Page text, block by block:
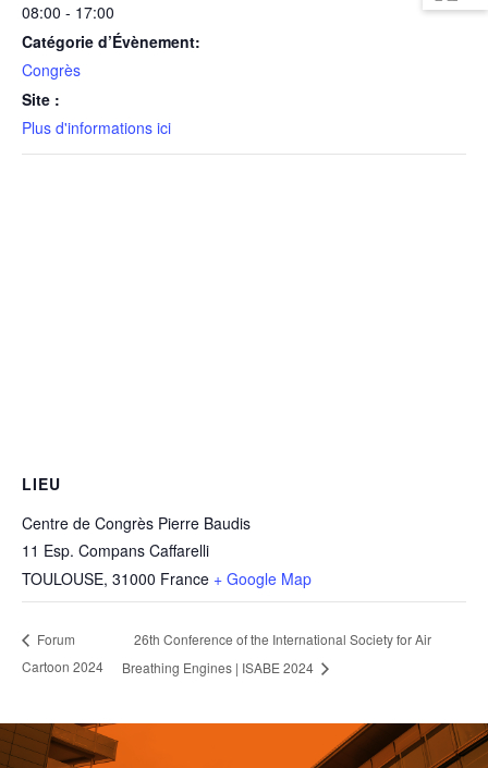
08:00 - 17:00
Catégorie d’Évènement:
Congrès
Site :
Plus d'informations ici
LIEU
Centre de Congrès Pierre Baudis
11 Esp. Compans Caffarelli
TOULOUSE, 31000 France + Google Map
Forum
Cartoon 2024
26th Conference of the International Society for Air
Breathing Engines | ISABE 2024